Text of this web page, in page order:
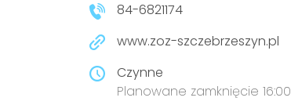
84-6821174
www.zoz-szczebrzeszyn.pl
Czynne
Planowane zamknięcie 16:00